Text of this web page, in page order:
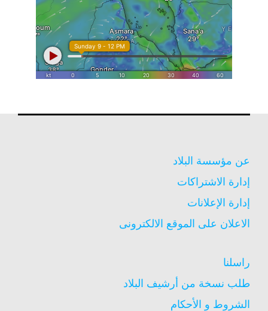
عن مؤسسة البلاد
إدارة الاشتراكات
إدارة الإعلانات
الاعلان على الموقع الالكترونى
راسلنا
طلب نسخة من أرشيف البلاد
الشروط و الأحكام